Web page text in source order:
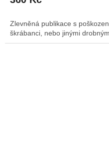
Zlevněná publikace s
škrábanci, nebo jinými